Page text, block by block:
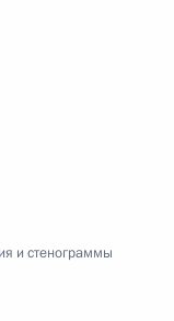
и стенограммы